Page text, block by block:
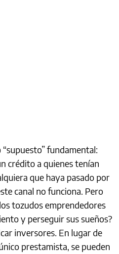
fundamental:
crédito a quienes tenían
que haya pasado por
canal no funciona. Pero
tozudos emprendedores
y perseguir sus sueños?
inversores. En lugar de
prestamista, se pueden